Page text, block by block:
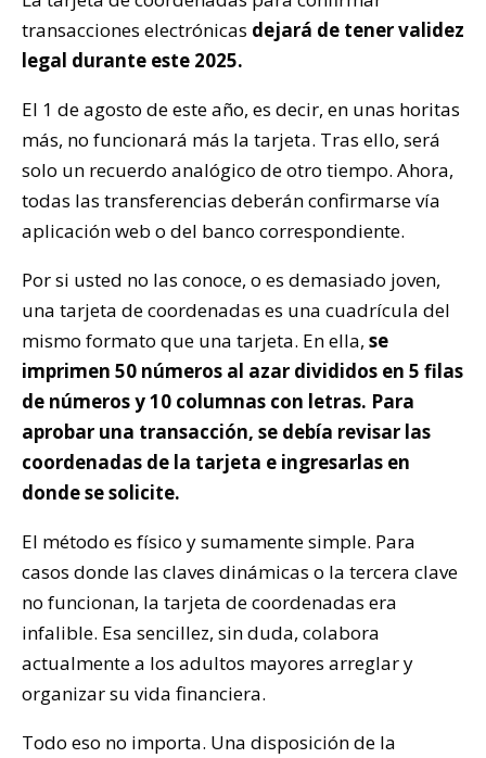
transacciones electrónicas dejará de tener validez
legal durante este 2025.
El 1 de agosto de este año, es decir, en unas horitas
más, no funcionará más la tarjeta. Tras ello, será
solo un recuerdo analógico de otro tiempo. Ahora,
todas las transferencias deberán confirmarse vía
aplicación web o del banco correspondiente.
Por si usted no las conoce, o es demasiado joven,
una tarjeta de coordenadas es una cuadrícula del
mismo formato que una tarjeta. En ella, se
imprimen 50 números al azar divididos en 5 filas
de números y 10 columnas con letras. Para
aprobar una transacción, se debía revisar las
coordenadas de la tarjeta e ingresarlas en
donde se solicite.
El método es físico y sumamente simple. Para
casos donde las claves dinámicas o la tercera clave
no funcionan, la tarjeta de coordenadas era
infalible. Esa sencillez, sin duda, colabora
actualmente a los adultos mayores arreglar y
organizar su vida financiera.
Todo eso no importa. Una disposición de la